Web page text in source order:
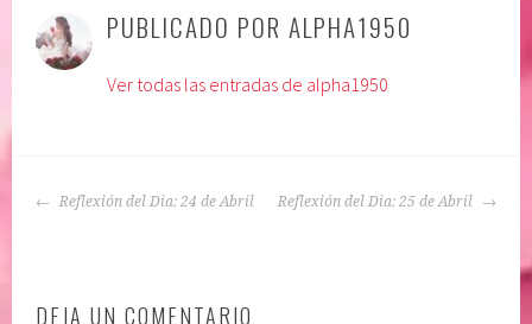
l
o
c
q
d
f
PUBLICADO POR ALPHA1950
Ver todas las entradas de alpha1950
NAVEGACIÓN
Reflexión del Dia: 24 de Abril Reflexión del Dia: 25 de Abril
DEJA UN COMENTARIO